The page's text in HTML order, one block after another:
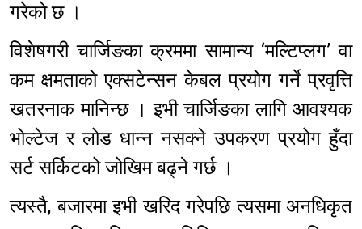
गरेको छ ।
विशेषगरी चार्जिङका क्रममा सामान्य ‘मल्टिप्लग’ वा
कम क्षमताको एक्सटेन्सन केबल प्रयोग गर्ने प्रवृत्ति
खतरनाक मानिन्छ । इभी चार्जिङका लागि आवश्यक
भोल्टेज र लोड धान्न नसक्ने उपकरण प्रयोग हुँदा
सर्ट सर्किटको जोखिम बढ्ने गर्छ ।
त्यस्तै, बजारमा इभी खरिद गरेपछि त्यसमा अनधिकृत